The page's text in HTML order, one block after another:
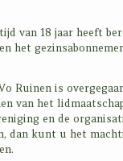
van 18 jaar heeft
het
Ruinen is
van het
en de
dan kunt u het